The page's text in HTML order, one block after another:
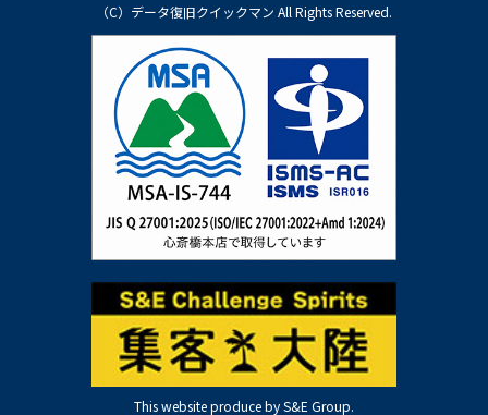
（C）データ復旧クイックマン All Rights Reserved.
This website produce by S&E Group.